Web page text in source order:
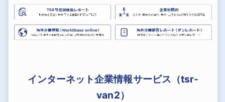
インターネット企業情報サービス（tsr-
van2）